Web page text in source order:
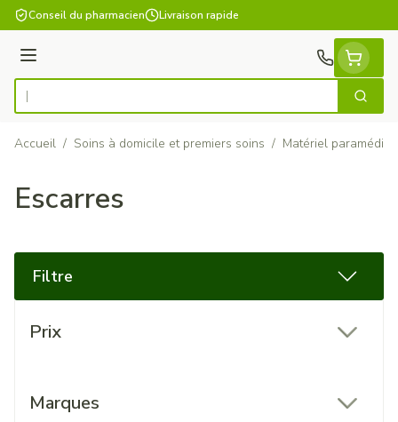
Aller au contenu
Conseil du pharmacien Livraison rapide
Menu
Rechercher
Accueil / Soins à domicile et premiers soins / Matériel
Escarres
Filtre
Prix
Marques